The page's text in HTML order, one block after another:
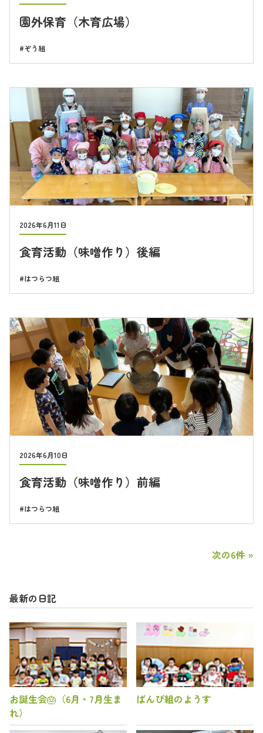
園外保育（木育広場）
ぞう組
2026年6月11日
食育活動（味噌作り）後編
はつらつ組
2026年6月10日
食育活動（味噌作り）前編
はつらつ組
次の6件
最新の日記
お誕生会🎂（6月・7月生ま
れ）
ばんび組のようす